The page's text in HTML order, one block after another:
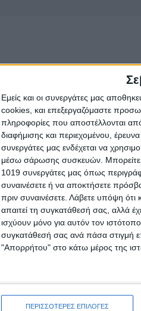
Εμείς και οι συνεργάτες μας
cookies, και επεξεργαζόμαστε
πληροφορίες που αποστέλλονται από
διαφήμισης και περιεχομένου,
συνεργάτες μας ενδέχεται να
μέσω σάρωσης συσκευών. Μπορείτε
1019 συνεργάτες μας όπως
συναινέσετε ή να αποκτήσετε
πριν συναινέσετε. Λάβετε υπόψη ότι
απαιτεί τη συγκατάθεσή σας, αλλά
ισχύουν μόνο για αυτόν τον
συγκατάθεσή σας ανά πάσα στιγμή
"Απορρήτου" στο κάτω μέρος της
ΠΕΡΙΣΣΟΤΕΡΕΣ ΕΠΙΛΟΓΕΣ
το
ευρώ
τις